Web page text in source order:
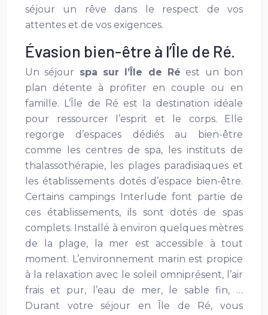
séjour un rêve dans le respect de vos
attentes et de vos exigences.
Évasion bien-être à l’Île de Ré.
Un séjour spa sur l’Île de Ré est un bon
plan détente à profiter en couple ou en
famille. L’Île de Ré est la destination idéale
pour ressourcer l’esprit et le corps. Elle
regorge d’espaces dédiés au bien-être
comme les centres de spa, les instituts de
thalassothérapie, les plages paradisiaques et
les établissements dotés d’espace bien-être.
Certains campings Interlude font partie de
ces établissements, ils sont dotés de spas
complets. Installé à environ quelques mètres
de la plage, la mer est accessible à tout
moment. L’environnement marin est propice
à la relaxation avec le soleil omniprésent, l’air
frais et pur, l’eau de mer, le sable fin, …
Durant votre séjour en Île de Ré, vous